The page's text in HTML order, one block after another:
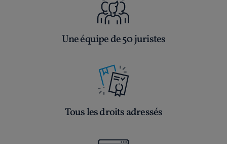
Une équipe de 50 juristes
Tous les droits adressés